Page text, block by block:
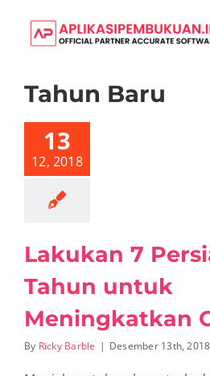
content
Tahun Baru
13
12, 2018
7
Lakukan 7
Tahun untuk
Meningkatkan
By Ricky Barble | Desember 13th, 2018